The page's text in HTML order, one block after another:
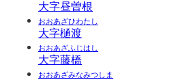
大字昼曽根
おおあざひわたし
大字樋渡
おおあざふじはし
大字藤橋
おおあざみなみつしま